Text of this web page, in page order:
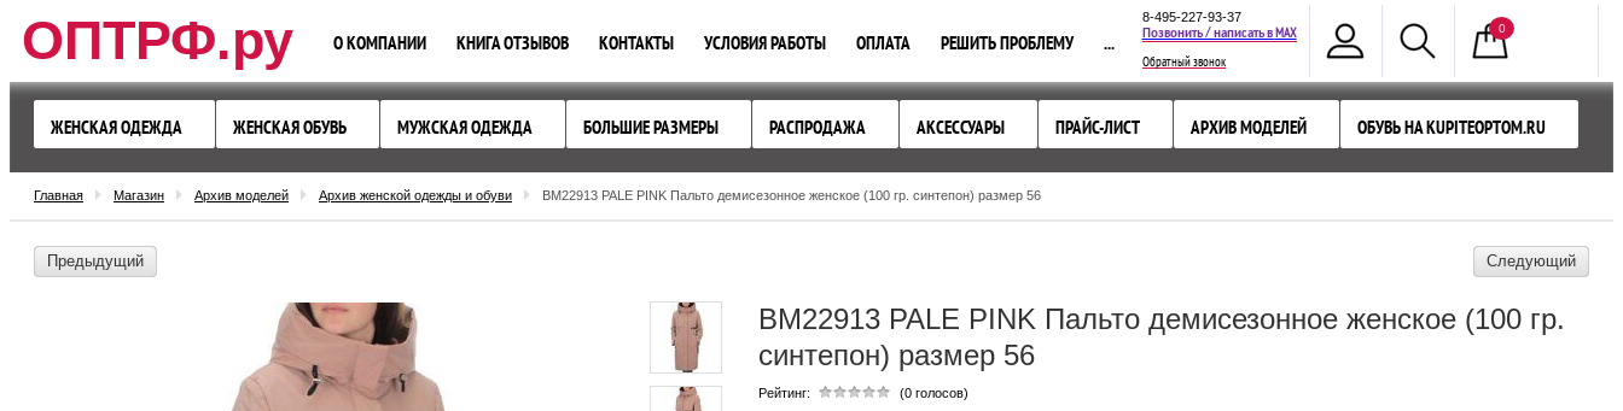
ОПТРФ.ру 0
О КОМПАНИИ КНИГА ОТЗЫВОВ КОНТАКТЫ УСЛОВИЯ РАБОТЫ ОПЛАТА РЕШИТЬ ПРОБЛЕМУ ...
8-495-227-93-37
Позвонить / написать вMAX
Обратный звонок
ЖЕНСКАЯ ОДЕЖДА ЖЕНСКАЯ ОБУВЬ МУЖСКАЯ ОДЕЖДА БОЛЬШИЕ РАЗМЕРЫ РАСПРОДАЖА АКСЕССУАРЫ ПРАЙС-ЛИСТ АРХИВ МОДЕЛЕЙ ОБУВЬ НА KUPITEOPTOM.RU
Главная Магазин Архив моделей Архив женской одежды и обуви BM22913 PALE PINK Пальто демисезонное женское (100 гр. синтепон) размер 56
Предыдущий Следующий
BM22913 PALE PINK Пальто демисезонное женское (100 гр.
синтепон) размер 56
Рейтинг: (0 голосов)